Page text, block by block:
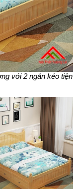
với 2 ngăn kéo tiện